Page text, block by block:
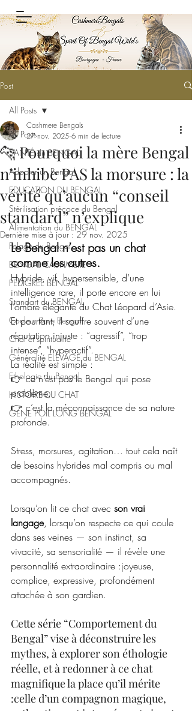
Post
All Posts
SANTÉ du BENGAL
Adopter un Bengal
EDUCATION DU BENGAL
Stérilisation précoce du Bengal
Alimentation du BENGAL
Pelage du Bengal
BENGAL CASHMERE
PEDIGREE BENGAL
Standart du BENGAL
Couleur Rare Bengal
Chat et spiritualité
Généralité ELEVAGE du BENGAL
Ethologie du Bengal
HISTOIRE DU CHAT
GENE POIL LONG BENGAL
All Posts
🐆 Pourquoi la mère Bengal
n’inhibe PAS la morsure : la
vérité qu’aucun “conseil
standard” n’explique
Cashmere Bengals
27 nov. 2025 6 min de lecture
Dernière mise à jour :29 nov. 2025
Le Bengal n’est pas un chat
comme les autres.
Hybride, vif, hypersensible, d’une
intelligence rare, il porte encore en lui
l’ombre élégante du Chat Léopard d’Asie.
Et pourtant, il souffre souvent d’une
réputation injuste : “agressif”, “trop
intense”, “hyperactif”.
La réalité est simple :
👉 ce n’est pas le Bengal qui pose
problème,
👉 c’est la méconnaissance de sa nature
profonde.
Stress, morsures, agitation… tout cela naît
de besoins hybrides mal compris ou mal
accompagnés.
Lorsqu’on lit ce chat avec son vrai
langage, lorsqu’on respecte ce qui coule
dans ses veines — son instinct, sa
vivacité, sa sensorialité — il révèle une
personnalité extraordinaire :joyeuse,
complice, expressive, profondément
attachée à son gardien.
Cette série “Comportement du
Bengal” vise à déconstruire les
mythes, à explorer son éthologie
réelle, et à redonner à ce chat
magnifique la place qu’il mérite
:celle d’un compagnon magique,